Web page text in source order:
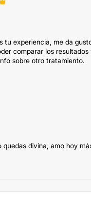
tu experiencia, me da
comparar los
sobre otro tratamiento.
quedas divina, amo hoy